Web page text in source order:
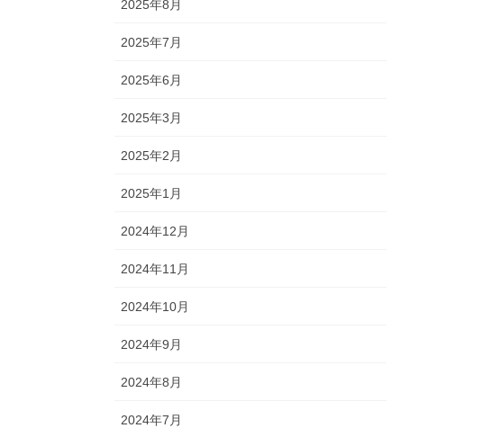
2025年8月
2025年7月
2025年6月
2025年3月
2025年2月
2025年1月
2024年12月
2024年11月
2024年10月
2024年9月
2024年8月
2024年7月